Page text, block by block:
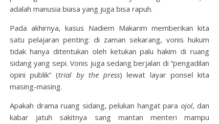
adalah manusia biasa yang juga bisa rapuh.
Pada akhirnya, kasus Nadiem Makarim memberikan kita
satu pelajaran penting: di zaman sekarang, vonis hukum
tidak hanya ditentukan oleh ketukan palu hakim di ruang
sidang yang sepi. Vonis juga sedang berjalan di “pengadilan
opini publik” (trial by the press) lewat layar ponsel kita
masing-masing.
Apakah drama ruang sidang, pelukan hangat para ojol, dan
kabar jatuh sakitnya sang mantan menteri mampu